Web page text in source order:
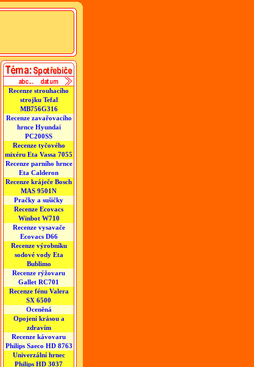
Recenze strouhacího
strojku Tefal
MB756G316
Recenze zavařovacího
hrnce Hyundai
PC200SS
Recenze tyčového
mixéru Eta Vassa 7055
Recenze parního hrnce
Eta Calderon
Recenze kráječe Bosch
MAS 9501N
Pračky a sušičky
Recenze Ecovacs
Winbot W710
Recenze vysavače
Ecovacs D66
Recenze výrobníku
sodové vody Eta
Bublimo
Recenze rýžovaru
Gallet RC701
Recenze fénu Valera
SX 6500
Oceněná
Opojení krásou a
zdravím
Recenze kávovaru
Philips Saeco HD 8763
Univerzální hrnec
Philips HD 3037